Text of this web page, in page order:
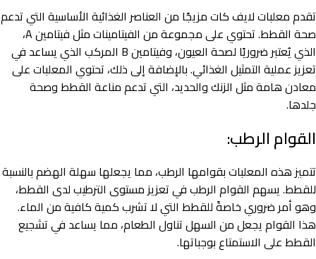
تقدم معلبات لايف كات مزيجًا من العناصر الغذائية الأساسية التي تدعم
صحة القطط. تحتوي على مجموعة من الفيتامينات مثل فيتامين A،
الذي يُعتبر ضروريًا لصحة العيون، وفيتامين B المركب الذي يساعد في
تعزيز عملية التمثيل الغذائي. بالإضافة إلى ذلك، تحتوي المعلبات على
معادن هامة مثل الزنك والحديد، التي تدعم مناعة القطط وصحة
جلدها.
القوام الرطب:
تتميز هذه المعلبات بقوامها الرطب، مما يجعلها سهلة الهضم بالنسبة
للقطط. يسهم القوام الرطب في تعزيز مستوى الترطيب لدى القطط،
وهو أمر ضروري خاصةً للقطط التي لا تشرب كمية كافية من الماء.
هذا القوام يجعل من السهل تناول الطعام، مما يساعد في تشجيع
القطط على الاستمتاع بوجباتها.